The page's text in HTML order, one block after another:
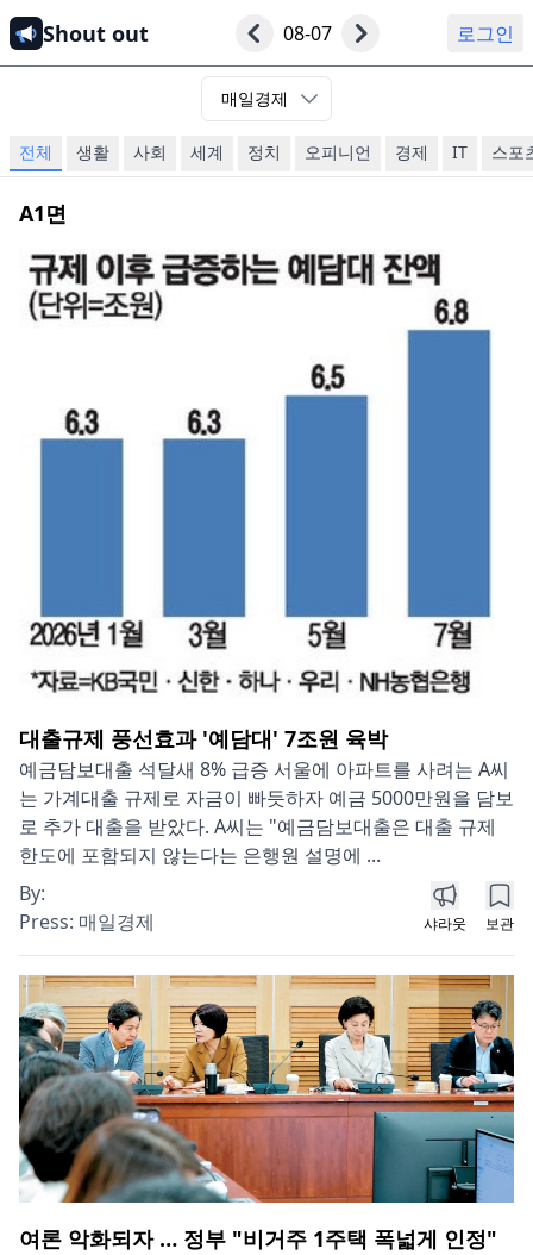
Shout out 08-07 로그인
매일경제
전체 생활 사회 세계 정치 오피니언 경제 IT 스포
A1면
대출규제 풍선효과 '예담대' 7조원 육박
예금담보대출 석달새 8% 급증 서울에 아파트를 사려는 A씨
는 가계대출 규제로 자금이 빠듯하자 예금 5000만원을 담보
로 추가 대출을 받았다. A씨는 "예금담보대출은 대출 규제
한도에 포함되지 않는다는 은행원 설명에 ...
By:
Press: 매일경제 샤라웃 보관
여론 악화되자 … 정부 "비거주 1주택 폭넓게 인정"